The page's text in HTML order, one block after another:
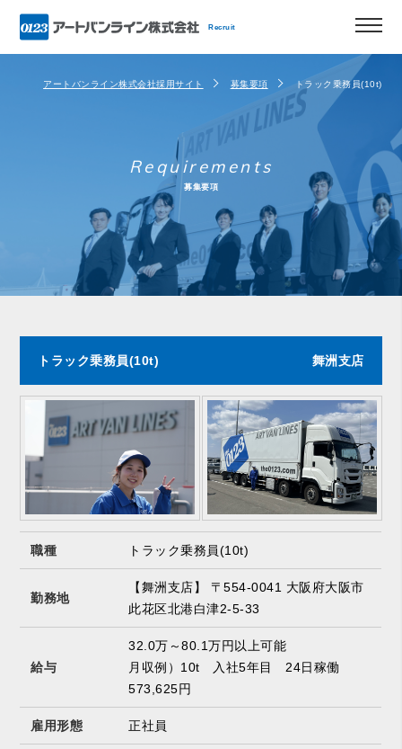
Recruit
アートバンライン株式会社採用サイト 募集要項 トラック乗務員(10t)
Requirements
募集要項
トラック乗務員(10t) 舞洲支店
職種 トラック乗務員(10t)
勤務地
【舞洲支店】 〒554-0041 大阪府大阪市
此花区北港白津2-5-33
給与
32.0万～80.1万円以上可能
月収例）10t 入社5年目 24日稼働
573,625円
雇用形態 正社員